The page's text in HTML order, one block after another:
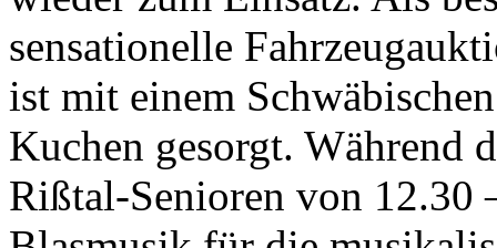
sensationelle
ist mit einem
Kuchen gesorgt. Während
Rißtal-Senioren von